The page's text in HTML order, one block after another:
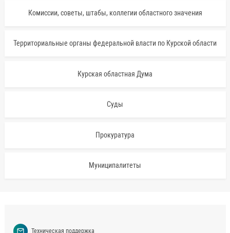
Комиссии, советы, штабы, коллегии областного значения
Территориальные органы федеральной власти по Курской области
Курская областная Дума
Суды
Прокуратура
Муниципалитеты
Техническая поддержка